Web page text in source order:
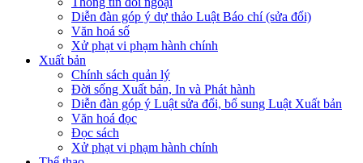
Diễn đàn góp ý dự thảo Luật Báo chí (sửa đổi)
Văn hoá số
Xử phạt vi phạm hành chính
Xuất bản
Chính sách quản lý
Đời sống Xuất bản, In và Phát hành
Diễn đàn góp ý Luật sửa đổi, bổ sung Luật Xuất bản
Văn hoá đọc
Đọc sách
Xử phạt vi phạm hành chính